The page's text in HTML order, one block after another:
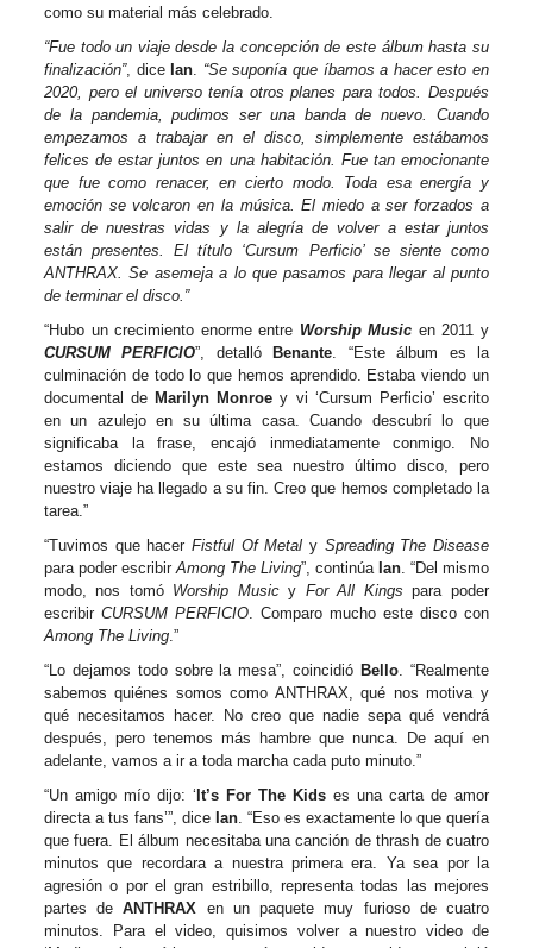
como su material más celebrado.
“Fue todo un viaje desde la concepción de este álbum hasta su
finalización”, dice Ian. “Se suponía que íbamos a hacer esto en
2020, pero el universo tenía otros planes para todos. Después
de la pandemia, pudimos ser una banda de nuevo. Cuando
empezamos a trabajar en el disco, simplemente estábamos
felices de estar juntos en una habitación. Fue tan emocionante
que fue como renacer, en cierto modo. Toda esa energía y
emoción se volcaron en la música. El miedo a ser forzados a
salir de nuestras vidas y la alegría de volver a estar juntos
están presentes. El título ‘Cursum Perficio’ se siente como
ANTHRAX. Se asemeja a lo que pasamos para llegar al punto
de terminar el disco.”
“Hubo un crecimiento enorme entre Worship Music en 2011 y
CURSUM PERFICIO”, detalló Benante. “Este álbum es la
culminación de todo lo que hemos aprendido. Estaba viendo un
documental de Marilyn Monroe y vi ‘Cursum Perficio’ escrito
en un azulejo en su última casa. Cuando descubrí lo que
significaba la frase, encajó inmediatamente conmigo. No
estamos diciendo que este sea nuestro último disco, pero
nuestro viaje ha llegado a su fin. Creo que hemos completado la
tarea.”
“Tuvimos que hacer Fistful Of Metal y Spreading The Disease
para poder escribirAmong The Living”, continúa Ian. “Del mismo
modo, nos tomó Worship Musicy For All Kings para poder
escribir CURSUM PERFICIO. Comparo mucho este disco con
Among The Living.”
“Lo dejamos todo sobre la mesa”, coincidió Bello. “Realmente
sabemos quiénes somos como ANTHRAX, qué nos motiva y
qué necesitamos hacer. No creo que nadie sepa qué vendrá
después, pero tenemos más hambre que nunca. De aquí en
adelante, vamos a ir a toda marcha cada puto minuto.”
“Un amigo mío dijo: ‘ It’s For The Kidses una carta de amor
directa a tus fans’”, dice Ian. “Eso es exactamente lo que quería
que fuera. El álbum necesitaba una canción de thrash de cuatro
minutos que recordara a nuestra primera era. Ya sea por la
agresión o por el gran estribillo, representa todas las mejores
partes deANTHRAX en un paquete muy furioso de cuatro
minutos. Para el video, quisimos volver a nuestro video de